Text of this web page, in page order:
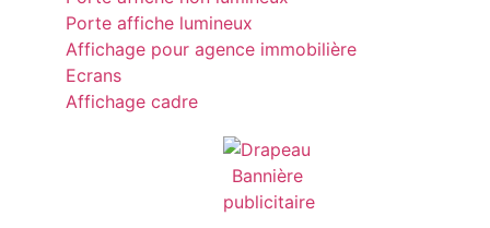
Porte affiche lumineux
Affichage pour agence immobilière
Ecrans
Affichage cadre